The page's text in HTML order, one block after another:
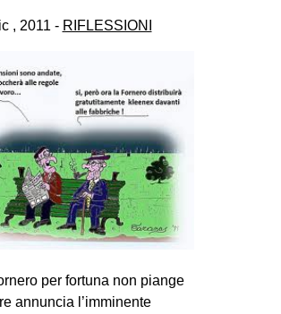
CINEMA
MUSICA
RECENSIONI
INTERNAZIONALE
AFRICA
AMERICHE
ESTREMO ORIENTE
MEDIO ORIENTE
, 2011 - RIFLESSIONI
per fortuna non piange
annuncia l’imminente